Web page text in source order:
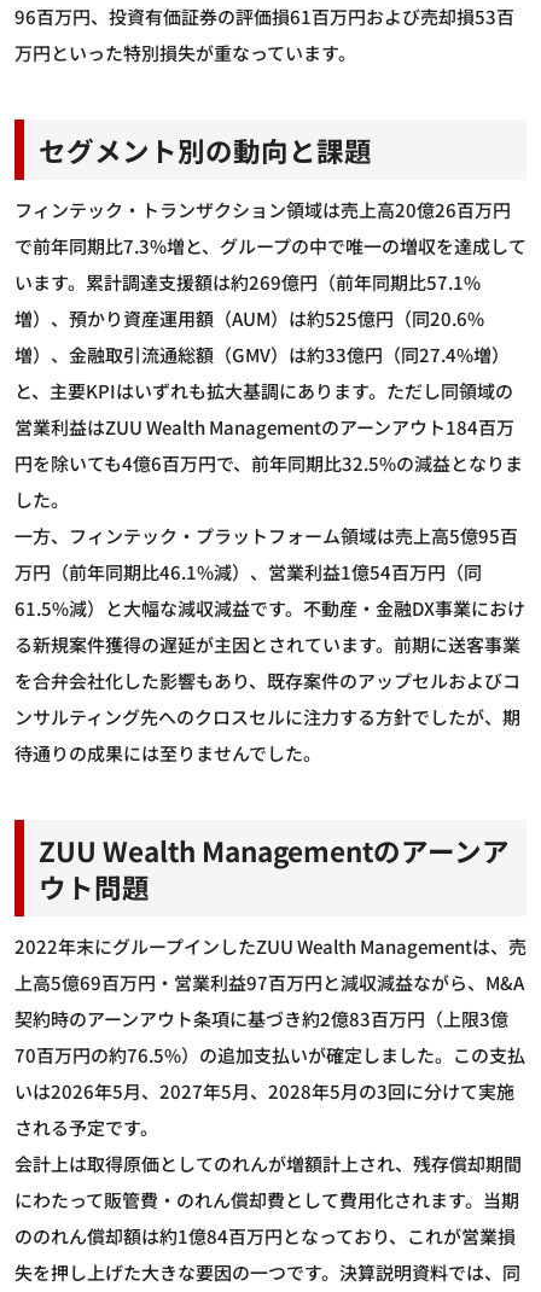
96百万円、投資有価証券の評価損61百万円および売却損53百
万円といった特別損失が重なっています。
セグメント別の動向と課題
フィンテック・トランザクション領域は売上高20億26百万円
で前年同期比7.3%増と、グループの中で唯一の増収を達成して
います。累計調達支援額は約269億円（前年同期比57.1%
増）、預かり資産運用額（AUM）は約525億円（同20.6%
増）、金融取引流通総額（GMV）は約33億円（同27.4%増）
と、主要KPIはいずれも拡大基調にあります。ただし同領域の
営業利益はZUU Wealth Managementのアーンアウト184百万
円を除いても4億6百万円で、前年同期比32.5%の減益となりま
した。
一方、フィンテック・プラットフォーム領域は売上高5億95百
万円（前年同期比46.1%減）、営業利益1億54百万円（同
61.5%減）と大幅な減収減益です。不動産・金融DX事業におけ
る新規案件獲得の遅延が主因とされています。前期に送客事業
を合弁会社化した影響もあり、既存案件のアップセルおよびコ
ンサルティング先へのクロスセルに注力する方針でしたが、期
待通りの成果には至りませんでした。
ZUU Wealth Managementのアーンア
ウト問題
2022年末にグループインしたZUU Wealth Managementは、売
上高5億69百万円・営業利益97百万円と減収減益ながら、M&A
契約時のアーンアウト条項に基づき約2億83百万円（上限3億
70百万円の約76.5%）の追加支払いが確定しました。この支払
いは2026年5月、2027年5月、2028年5月の3回に分けて実施
される予定です。
会計上は取得原価としてのれんが増額計上され、残存償却期間
にわたって販管費・のれん償却費として費用化されます。当期
ののれん償却額は約1億84百万円となっており、これが営業損
失を押し上げた大きな要因の一つです。決算説明資料では、同